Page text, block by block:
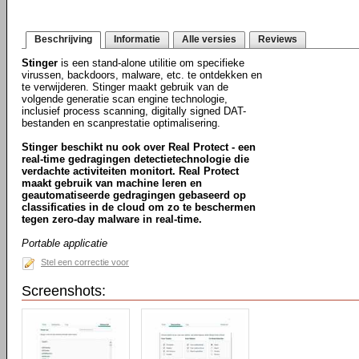
Beschrijving Informatie Alle versies Reviews
Stinger is een stand-alone utilitie om specifieke
virussen, backdoors, malware, etc. te ontdekken en
te verwijderen. Stinger maakt gebruik van de
volgende generatie scan engine technologie,
inclusief process scanning, digitally signed DAT-
bestanden en scanprestatie optimalisering.
Stinger beschikt nu ook over Real Protect - een
real-time gedragingen detectietechnologie die
verdachte activiteiten monitort. Real Protect
maakt gebruik van machine leren en
geautomatiseerde gedragingen gebaseerd op
classificaties in de cloud om zo te beschermen
tegen zero-day malware in real-time.
Portable applicatie
Stel een correctie voor
Screenshots: